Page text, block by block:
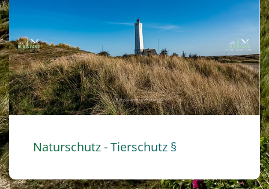
Naturschutz - Tierschutz §